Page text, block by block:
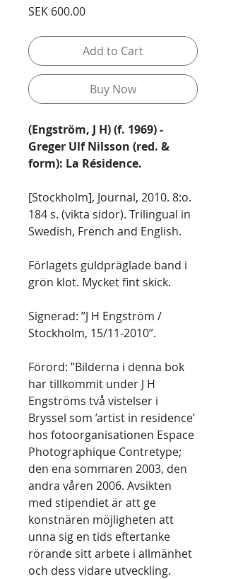
SEK 600.00Price
Add to Cart
Buy Now
(Engström, J H) (f. 1969) -
Greger Ulf Nilsson (red. &
form): La Résidence.
[Stockholm], Journal, 2010. 8:o.
184 s. (vikta sidor). Trilingual in
Swedish, French and English.
Förlagets guldpräglade band i
grön klot. Mycket fint skick.
Signerad: ”J H Engström /
Stockholm, 15/11-2010”.
Förord: ”Bilderna i denna bok
har tillkommit under J H
Engströms två vistelser i
Bryssel som ’artist in residence’
hos fotoorganisationen Espace
Photographique Contretype;
den ena sommaren 2003, den
andra våren 2006. Avsikten
med stipendiet är att ge
konstnären möjligheten att
unna sig en tids eftertanke
rörande sitt arbete i allmänhet
och dess vidare utveckling.